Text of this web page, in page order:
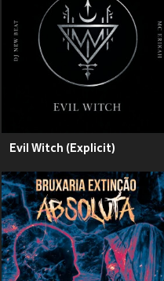
Evil Witch (Explicit)